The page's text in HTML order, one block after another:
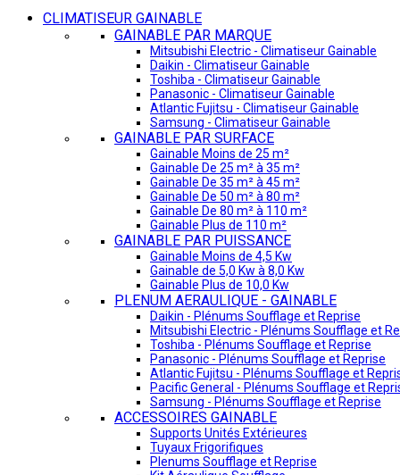
CLIMATISEUR GAINABLE
GAINABLE PAR MARQUE
Mitsubishi Electric - Climatiseur Gainable
Daikin - Climatiseur Gainable
Toshiba - Climatiseur Gainable
Panasonic - Climatiseur Gainable
Atlantic Fujitsu - Climatiseur Gainable
Samsung - Climatiseur Gainable
GAINABLE PAR SURFACE
Gainable Moins de 25 m²
Gainable De 25 m² à 35 m²
Gainable De 35 m² à 45 m²
Gainable De 50 m² à 80 m²
Gainable De 80 m² à 110 m²
Gainable Plus de 110 m²
GAINABLE PAR PUISSANCE
Gainable Moins de 4,5 Kw
Gainable de 5,0 Kw à 8,0 Kw
Gainable Plus de 10,0 Kw
PLENUM AERAULIQUE - GAINABLE
Daikin - Plénums Soufflage et Reprise
Mitsubishi Electric - Plénums Soufflage et
Toshiba - Plénums Soufflage et Reprise
Panasonic - Plénums Soufflage et Reprise
Atlantic Fujitsu - Plénums Soufflage et
Pacific General - Plénums Soufflage et
Samsung - Plénums Soufflage et Reprise
ACCESSOIRES GAINABLE
Supports Unités Extérieures
Tuyaux Frigorifiques
Plenums Soufflage et Reprise